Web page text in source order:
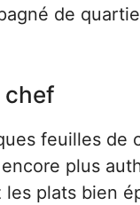
de
chef
feuilles de
plus
les plats bien